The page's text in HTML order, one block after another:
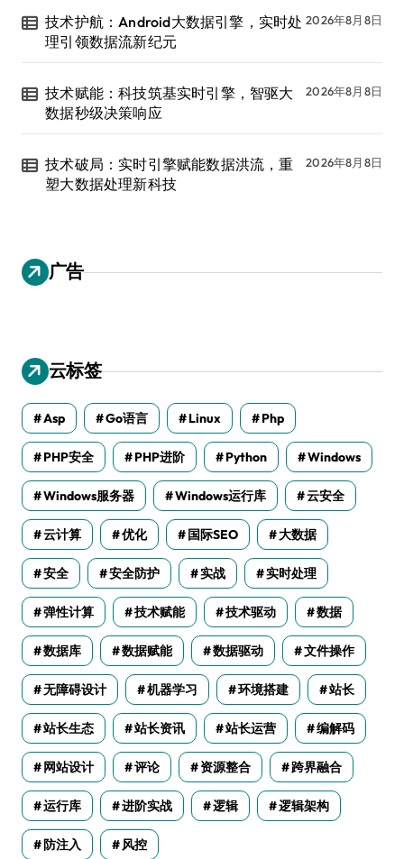
技术护航：Android大数据引擎，实时处
理引领数据流新纪元
2026年8月8日
技术赋能：科技筑基实时引擎，智驱大
数据秒级决策响应
2026年8月8日
技术破局：实时引擎赋能数据洪流，重
塑大数据处理新科技
2026年8月8日
广告
云标签
Asp Go语言 Linux Php
PHP安全 PHP进阶 Python Windows
Windows服务器 Windows运行库 云安全
云计算 优化 国际SEO 大数据
安全 安全防护 实战 实时处理
弹性计算 技术赋能 技术驱动 数据
数据库 数据赋能 数据驱动 文件操作
无障碍设计 机器学习 环境搭建 站长
站长生态 站长资讯 站长运营 编解码
网站设计 评论 资源整合 跨界融合
运行库 进阶实战 逻辑 逻辑架构
防注入 风控